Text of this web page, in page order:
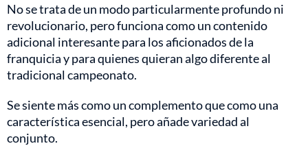
No se trata de un modo particularmente profundo ni
revolucionario, pero funciona como un contenido
adicional interesante para los aficionados de la
franquicia y para quienes quieran algo diferente al
tradicional campeonato.
Se siente más como un complemento que como una
característica esencial, pero añade variedad al
conjunto.